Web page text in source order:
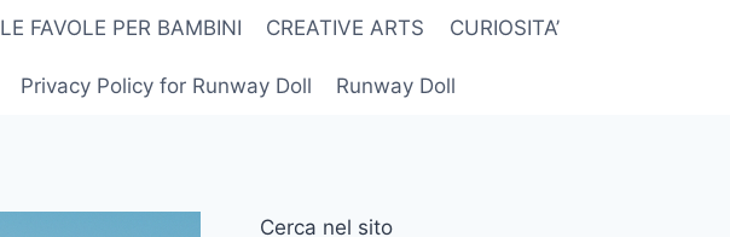
LE FAVOLE PER BAMBINI CREATIVE ARTS CURIOSITA’
Privacy Policy for Runway Doll Runway Doll
Cerca nel sito